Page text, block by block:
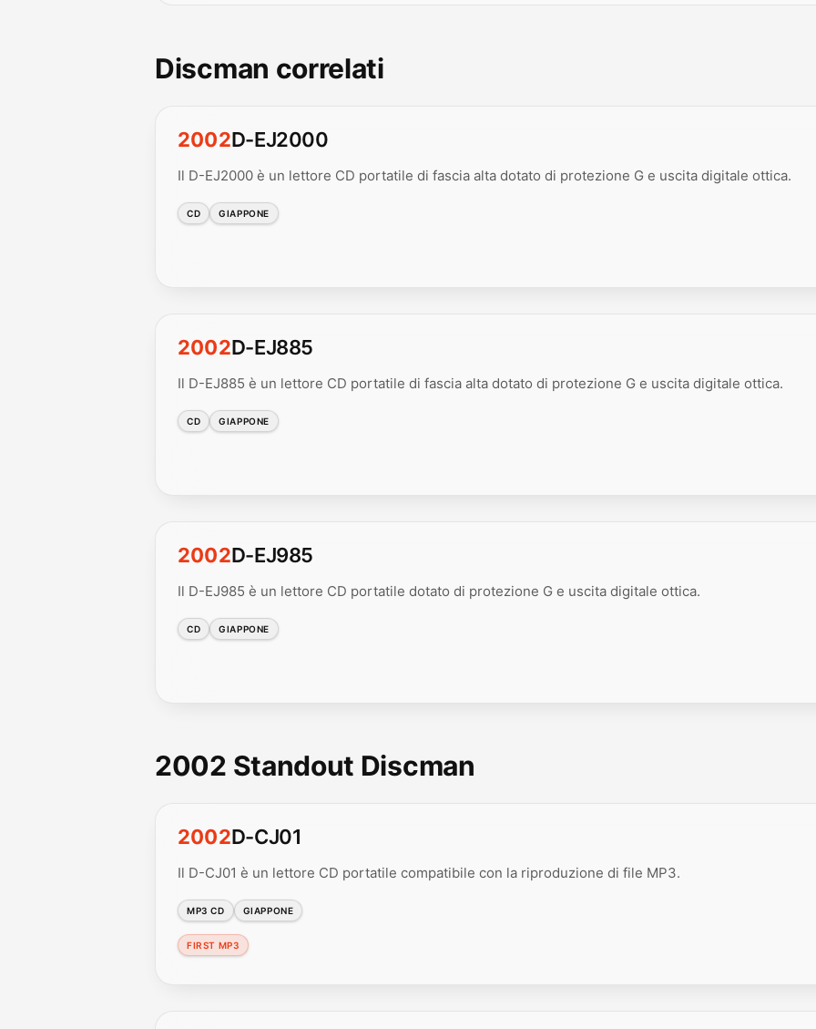
Discman correlati
2002D-EJ2000
Il D-EJ2000 è un lettore CD portatile di fascia alta dotato di protezione G e uscita digitale ottica.
CD GIAPPONE
2002D-EJ885
Il D-EJ885 è un lettore CD portatile di fascia alta dotato di protezione G e uscita digitale ottica.
CD GIAPPONE
2002D-EJ985
Il D-EJ985 è un lettore CD portatile dotato di protezione G e uscita digitale ottica.
CD GIAPPONE
2002 Standout Discman
2002D-CJ01
Il D-CJ01 è un lettore CD portatile compatibile con la riproduzione di file MP3.
MP3 CD GIAPPONE
FIRST MP3